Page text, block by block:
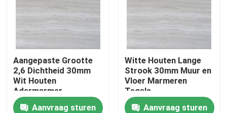
Aangepaste Grootte
2,6 Dichtheid 30mm
Wit Houten
Adermarmer
Aanvraag sturen
Witte Houten Lange
Strook 30mm Muur en
Vloer Marmeren
Tegels
Aanvraag sturen